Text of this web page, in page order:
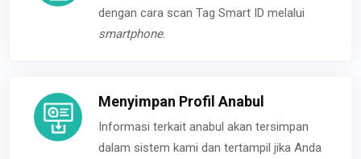
dengan cara scan Tag Smart ID melalui
smartphone.
Menyimpan Profil Anabul
Informasi terkait anabul akan tersimpan
dalam sistem kami dan tertampil jika Anda